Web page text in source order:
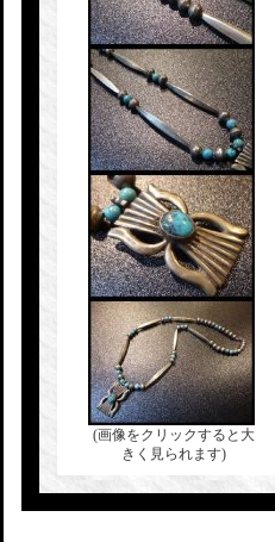
(画像をクリックすると大
きく見られます)